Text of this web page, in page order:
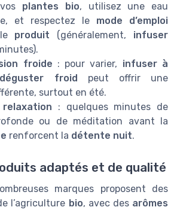
plantes bio, utilisez une eau
et respectez le mode d’emploi
produit (généralement, infuser
froide : pour varier, infuser à
déguster froid peut offrir une
surtout en été.
: quelques minutes de
ou de méditation avant la
renforcent la détente nuit.
adaptés et de qualité
marques proposent des
l’agriculture bio, avec des arômes